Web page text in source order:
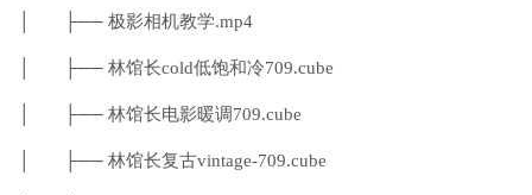
│ ├── 极影相机教学.mp4
│ ├── 林馆长cold低饱和冷709.cube
│ ├── 林馆长电影暖调709.cube
│ ├── 林馆长复古vintage-709.cube